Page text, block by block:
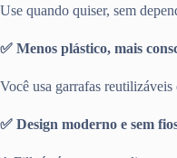
Use quando quiser, sem
✅ Menos plástico, mais
Você usa garrafas
✅ Design moderno e sem